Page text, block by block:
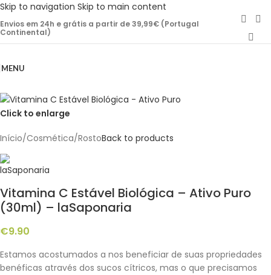
Skip to navigation Skip to main content
Envios em 24h e grátis a partir de 39,99€ (Portugal
Continental)
MENU
Click to enlarge
Início/Cosmética/RostoBack to products
Vitamina C Estável Biológica – Ativo Puro
(30ml) – laSaponaria
€9.90
Estamos acostumados a nos beneficiar de suas propriedades
benéficas através dos sucos cítricos, mas o que precisamos